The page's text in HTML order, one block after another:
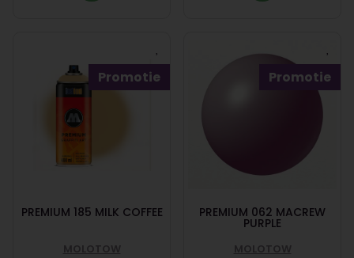
Promotie
PREMIUM 185 MILK COFFEE
MOLOTOW
Promotie
PREMIUM 062 MACREW
PURPLE
MOLOTOW